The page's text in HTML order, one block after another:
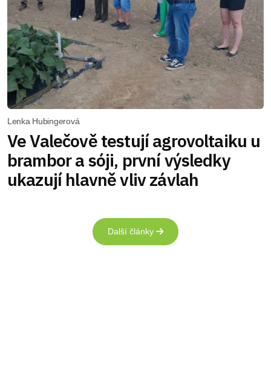
Lenka Hubingerová
Ve Valečově testují agrovoltaiku u
brambor a sóji, první výsledky
ukazují hlavně vliv závlah
Další články